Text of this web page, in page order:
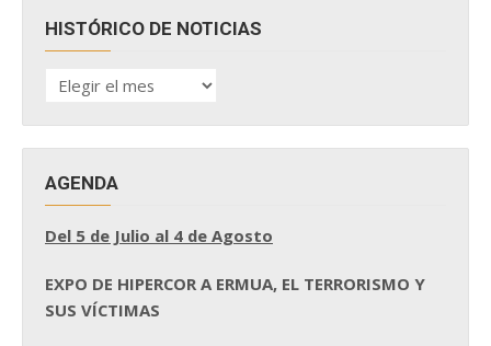
HISTÓRICO DE NOTICIAS
HISTÓRICO
DE
AGENDA
Del 5 de Julio al 4 de Agosto
EXPO DE HIPERCOR A ERMUA, EL TERRORISMO Y
SUS VÍCTIMAS